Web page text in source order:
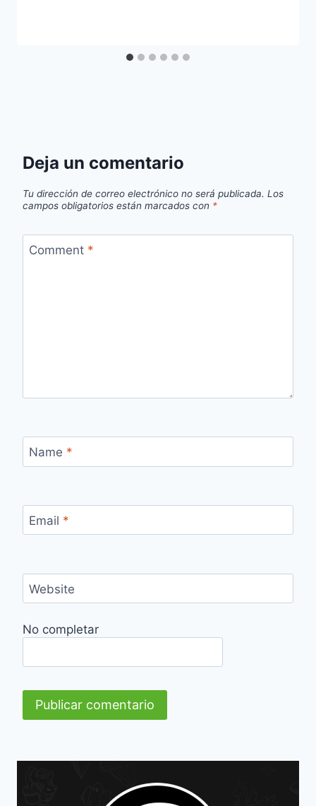
Deja un comentario
Tu dirección de correo electrónico no será publicada. Los
campos obligatorios están marcados con *
Comment *
Name *
Email *
Website
No completar